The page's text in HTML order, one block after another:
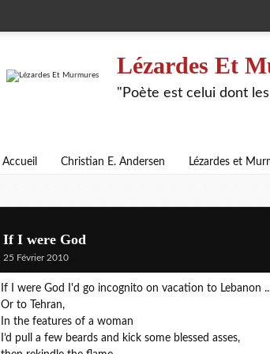
Lézardes Et
"Poète est celui dont
Accueil Christian E. Andersen Lézardes et
If I were God
25 Février 2010
If I were God I'd go incognito on vacation to Lebanon
Or to Tehran,
In the features of a woman
I’d pull a few beards and kick some blessed asses,